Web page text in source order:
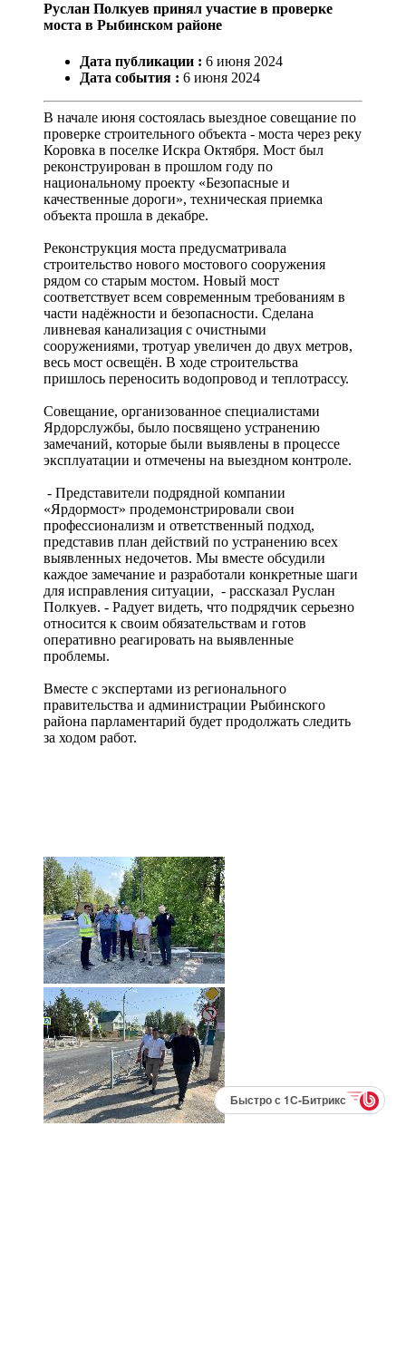
Руслан Полкуев принял участие в проверке
моста в Рыбинском районе
Дата публикации : 6 июня 2024
Дата события : 6 июня 2024
В начале июня состоялась выездное совещание по
проверке строительного объекта - моста через реку
Коровка в поселке Искра Октября. Мост был
реконструирован в прошлом году по
национальному проекту «Безопасные и
качественные дороги», техническая приемка
объекта прошла в декабре.
Реконструкция моста предусматривала
строительство нового мостового сооружения
рядом со старым мостом. Новый мост
соответствует всем современным требованиям в
части надёжности и безопасности. Сделана
ливневая канализация с очистными
сооружениями, тротуар увеличен до двух метров,
весь мост освещён. В ходе строительства
пришлось переносить водопровод и теплотрассу.
Совещание, организованное специалистами
Ярдорслужбы, было посвящено устранению
замечаний, которые были выявлены в процессе
эксплуатации и отмечены на выездном контроле.
- Представители подрядной компании
«Ярдормост» продемонстрировали свои
профессионализм и ответственный подход,
представив план действий по устранению всех
выявленных недочетов. Мы вместе обсудили
каждое замечание и разработали конкретные шаги
для исправления ситуации, - рассказал Руслан
Полкуев. - Радует видеть, что подрядчик серьезно
относится к своим обязательствам и готов
оперативно реагировать на выявленные
проблемы.
Вместе с экспертами из регионального
правительства и администрации Рыбинского
района парламентарий будет продолжать следить
за ходом работ.
Быстро с 1С-Битрикс